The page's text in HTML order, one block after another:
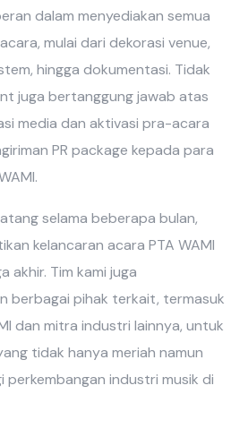
dalam menyediakan semua
mulai dari dekorasi venue,
hingga dokumentasi. Tidak
juga bertanggung jawab atas
media dan aktivasi pra-acara
PR package kepada para
selama beberapa bulan,
kelancaran acara PTA WAMI
akhir. Tim kami juga
berbagai pihak terkait, termasuk
dan mitra industri lainnya, untuk
tidak hanya meriah namun
perkembangan industri musik di